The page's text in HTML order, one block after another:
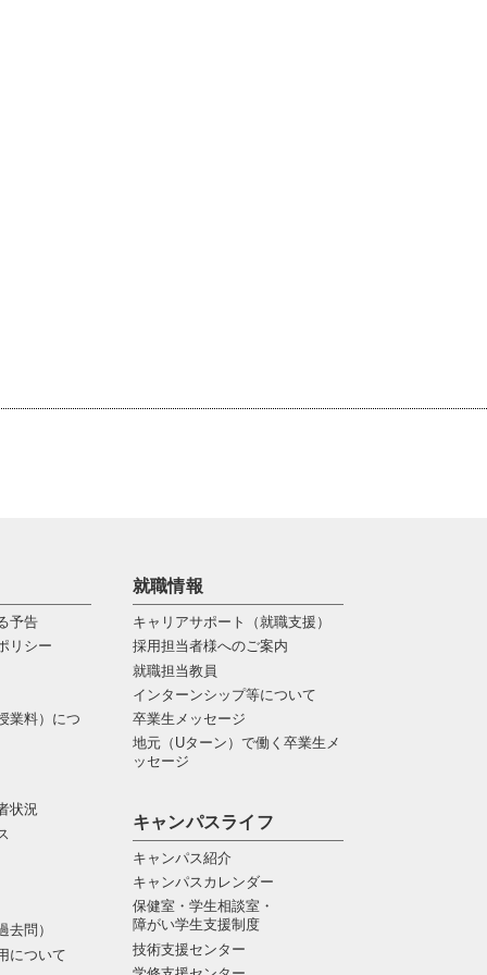
予告
リシー
業料）につ
状況
去問）
について
就職情報
キャリアサポート（就職支援）
採用担当者様へのご案内
就職担当教員
インターンシップ等について
卒業生メッセージ
地元（Uターン）で働く卒業生メ
ッセージ
キャンパスライフ
キャンパス紹介
キャンパスカレンダー
保健室・学生相談室・
障がい学生支援制度
技術支援センター